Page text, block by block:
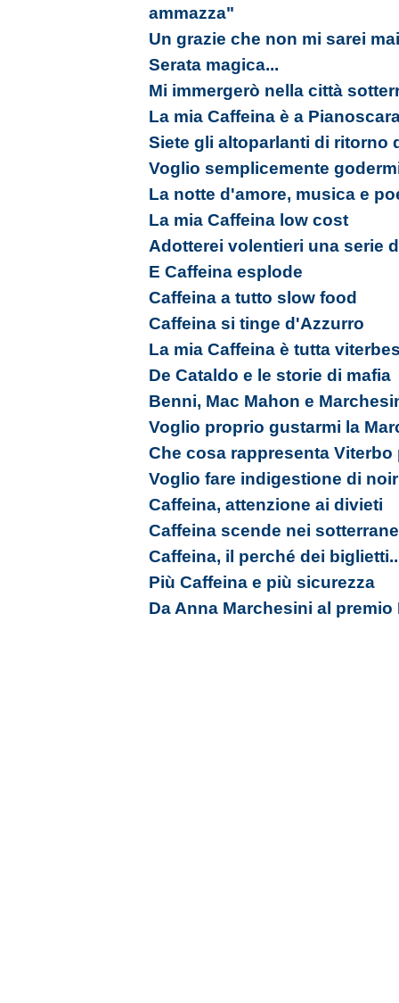
ammazza"
Un grazie che non mi sarei
Serata magica...
Mi immergerò nella città
La mia Caffeina è a
Siete gli altoparlanti di ritorno
Voglio semplicemente
La notte d'amore, musica e
La mia Caffeina low cost
Adotterei volentieri una serie
E Caffeina esplode
Caffeina a tutto slow food
Caffeina si tinge d'Azzurro
La mia Caffeina è tutta
De Cataldo e le storie di mafia
Benni, Mac Mahon e
Voglio proprio gustarmi la
Che cosa rappresenta
Voglio fare indigestione di
Caffeina, attenzione ai divieti
Caffeina scende nei
Caffeina, il perché dei
Più Caffeina e più sicurezza
Da Anna Marchesini al